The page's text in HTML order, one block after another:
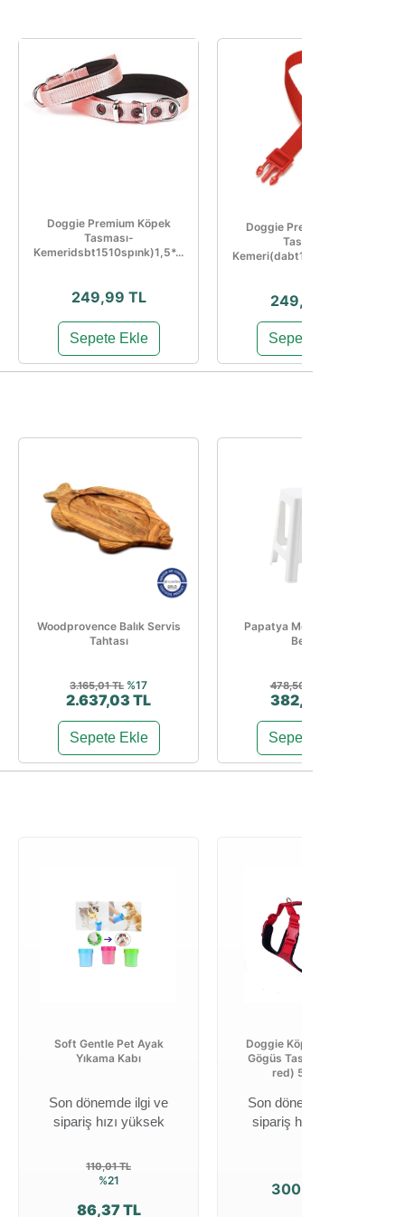
Doggie Premium Köpek
Tasması-
Kemeridsbt1510spınk)1,5*...
249,99 TL
Sepete Ekle
Doggie Premium Köpek
Tasması-
Kemeri(dabt1010mred)1*20
249,99 TL
Sepete Ekle
Woodprovence Balık Servis
Tahtası
3.165,01 TL %17
2.637,03 TL
Sepete Ekle
Papatya Mercan Tabure
Beyaz
478,50 TL
382,80 TL
Sepete Ekle
Soft Gentle Pet Ayak
Yıkama Kabı
Son dönemde ilgi ve
sipariş hızı yüksek
110,01 TL
%21
86,37 TL
Doggie Köpek Uzatma-
Gögüs Tasması(dgt10l
red) 50*70 ...
Son dönemde ilgi ve
sipariş hızı yüksek
300,01 TL